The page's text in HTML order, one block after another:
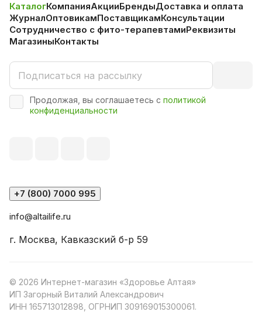
КаталогКомпанияАкцииБрендыДоставка и оплата
ЖурналОптовикамПоставщикамКонсультации
Сотрудничество с фито-терапевтамиРеквизиты
МагазиныКонтакты
Продолжая, вы соглашаетесь с политикой
конфиденциальности
+7 (800) 7000 995
info@altailife.ru
г. Москва, Кавказский б-р 59
© 2026 Интернет-магазин «Здоровье Алтая»
ИП Загорный Виталий Александрович
ИНН 165713012898, ОГРНИП 309169015300061.